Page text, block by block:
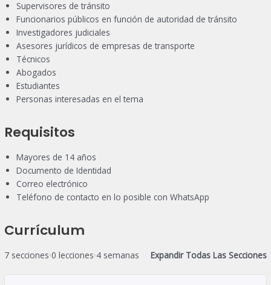
Supervisores de tránsito
Funcionarios públicos en función de autoridad de tránsito
Investigadores judiciales
Asesores jurídicos de empresas de transporte
Técnicos
Abogados
Estudiantes
Personas interesadas en el tema
Requisitos
Mayores de 14 años
Documento de Identidad
Correo electrónico
Teléfono de contacto en lo posible con WhatsApp
Currículum
7 secciones 0 lecciones 4 semanas Expandir Todas Las Secciones